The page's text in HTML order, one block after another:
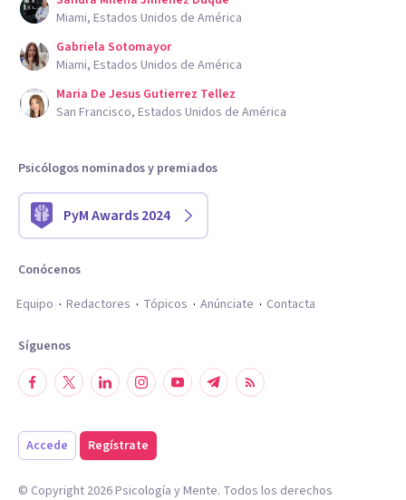
Miami, Estados Unidos de América
Gabriela Sotomayor
Miami, Estados Unidos de América
Maria De Jesus Gutierrez Tellez
San Francisco, Estados Unidos de América
Psicólogos nominados y premiados
PyM Awards 2024
Conócenos
Equipo
Redactores Tópicos Anúnciate Contacta
Síguenos
Accede Regístrate
© Copyright 2026Psicología y Mente. Todos los derechos